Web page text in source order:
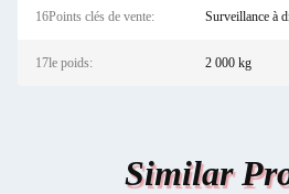
16Points clés de vente: Surveillance à
17le poids: 2 000 kg
Similar